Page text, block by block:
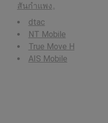
สันกำแพง 。
dtac
NT Mobile
True Move H
AIS Mobile